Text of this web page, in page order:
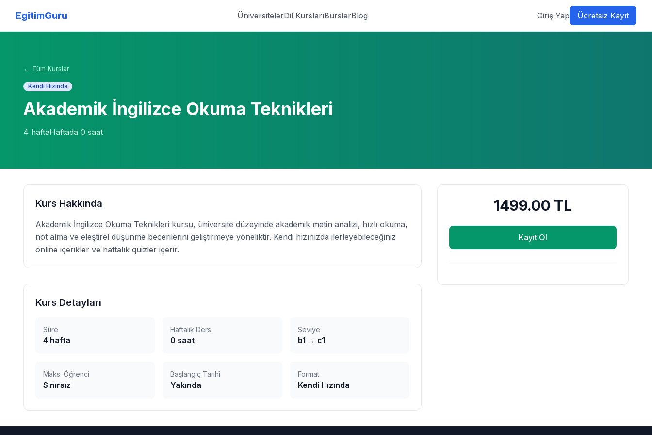
EgitimGuru ÜniversitelerDil KurslarıBurslarBlog Giriş Yap Ücretsiz Kayıt
← Tüm Kurslar
Kendi Hızında
Akademik İngilizce Okuma Teknikleri
4 haftaHaftada 0 saat
Kurs Hakkında
Akademik İngilizce Okuma Teknikleri kursu, üniversite düzeyinde akademik metin analizi, hızlı okuma,
not alma ve eleştirel düşünme becerilerini geliştirmeye yöneliktir. Kendi hızınızda ilerleyebileceğiniz
online içerikler ve haftalık quizler içerir.
Kurs Detayları
Süre
4 hafta
Haftalık Ders
0 saat
Seviye
b1 → c1
Maks. Öğrenci
Sınırsız
Başlangıç Tarihi
Yakında
Format
Kendi Hızında
1499.00 TL
Kayıt Ol